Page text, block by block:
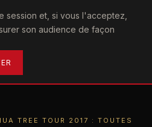
session et, si vous l'acceptez,
son audience de façon
TREE TOUR 2017 : TOUTES